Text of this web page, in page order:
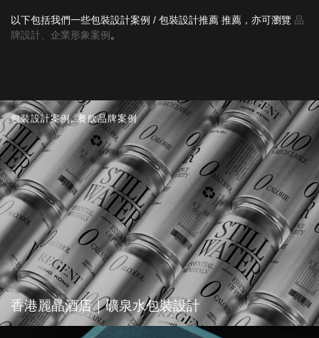
以下包括我們一些包裝設計案例 / 包裝設計推薦 推薦，亦可瀏覽 品
牌設計、企業形象案例 。
香港麗晶酒店｜礦泉水包裝設計
包裝設計案例,餐飲品牌案例